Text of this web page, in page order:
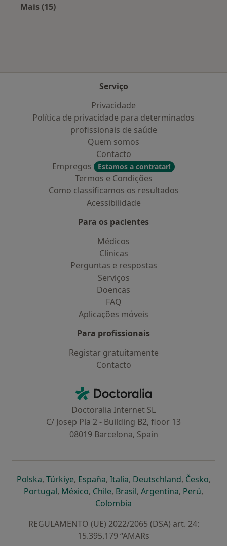
Mais (15)
Serviço
Privacidade
Política de privacidade para determinados
profissionais de saúde
Quem somos
Contacto
Empregos
Estamos a contratar!
Termos e Condições
Como classificamos os resultados
Acessibilidade
Para os pacientes
Médicos
Clínicas
Perguntas e respostas
Serviços
Doencas
FAQ
Aplicações móveis
Para profissionais
Registar gratuitamente
Contacto
Doctoralia - Homepage
Doctoralia Internet SL
C/ Josep Pla 2 - Building B2, floor 13
08019 Barcelona, Spain
Polskaabre num novo separador
, Türkiyeabre num novo separador
, Españaabre num novo separador
, Italiaabre num novo
, Deutschlandabre num
, Česko,
Portugalabre num novo separador
, Méxicoabre num novo separador
, Chileabre num novo separador
, Brasilabre num novo
, Argentinaabre num
, Perúabre
,
Colombia
REGULAMENTO (UE) 2022/2065 (DSA) art. 24:
15.395.179 “AMARs